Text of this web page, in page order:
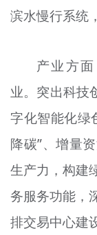
滨水慢行系统
产业方
业。突出科技
字化智能化绿
降碳”、增量
生产力，构建
务服务功能，
排交易中心建